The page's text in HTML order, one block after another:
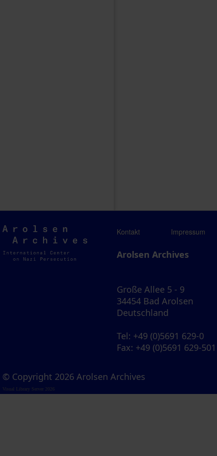
Arolsen
Archives
Kontakt Impressum
Arolsen Archives
Große Allee 5 - 9
34454 Bad Arolsen
Deutschland
Tel: +49 (0)5691 629-0
Fax: +49 (0)5691 629-501
© Copyright 2026 Arolsen Archives
Visual Library Server 2026